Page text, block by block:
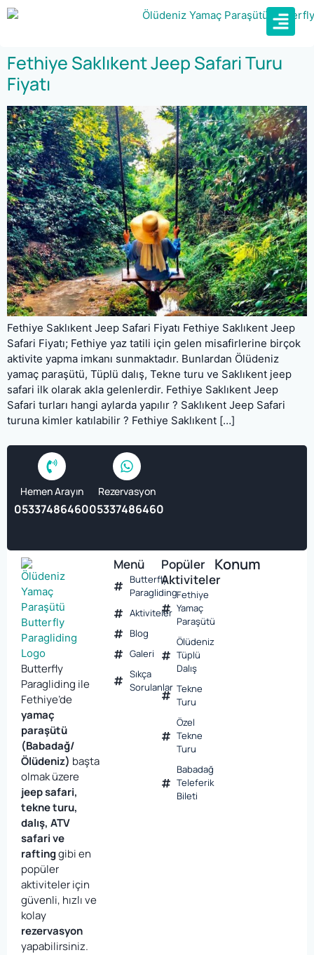
Fethiye Saklıkent Jeep Safari Turu
Fiyatı
Fethiye Saklıkent Jeep Safari Fiyatı Fethiye Saklıkent Jeep
Safari Fiyatı; Fethiye yaz tatili için gelen misafirlerine birçok
aktivite yapma imkanı sunmaktadır. Bunlardan Ölüdeniz
yamaç paraşütü, Tüplü dalış, Tekne turu ve Saklıkent jeep
safari ilk olarak akla gelenlerdir. Fethiye Saklıkent Jeep
Safari turları hangi aylarda yapılır ? Saklıkent Jeep Safari
turuna kimler katılabilir ? Fethiye Saklıkent […]
Hemen Arayın
05337486460
Rezervasyon
05337486460
Butterfly
Paragliding ile
Fethiye’de
yamaç
paraşütü
(Babadağ/
Ölüdeniz) başta
olmak üzere
jeep safari,
tekne turu,
dalış, ATV
safari ve
raftinggibi en
popüler
aktiviteler için
güvenli, hızlı ve
kolay
rezervasyon
yapabilirsiniz.
Menü
Butterfly
Paragliding
Aktiviteler
Blog
Galeri
Sıkça
Sorulanlar
Popüler
Aktiviteler
Fethiye
Yamaç
Paraşütü
Ölüdeniz
Tüplü
Dalış
Tekne
Turu
Özel
Tekne
Turu
Babadağ
Teleferik
Bileti
Konum